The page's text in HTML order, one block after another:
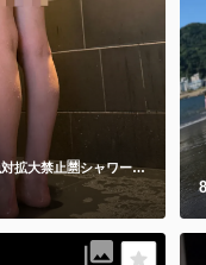
【裏しずか】絶対拡大禁止🈲シャワー動画🎥 立